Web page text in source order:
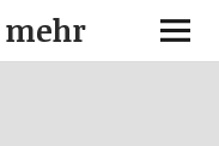
mehr